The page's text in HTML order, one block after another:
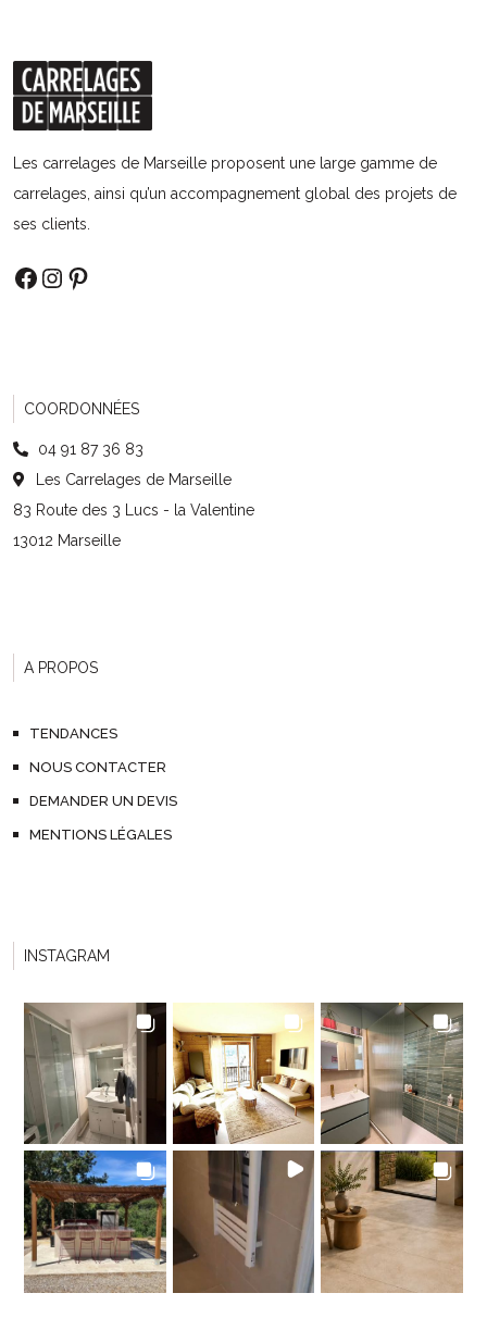
Les carrelages de Marseille proposent une large gamme de
carrelages, ainsi qu’un accompagnement global des projets de
ses clients.
COORDONNÉES
04 91 87 36 83
Les Carrelages de Marseille
83 Route des 3 Lucs - la Valentine
13012 Marseille
A PROPOS
TENDANCES
NOUS CONTACTER
DEMANDER UN DEVIS
MENTIONS LÉGALES
INSTAGRAM